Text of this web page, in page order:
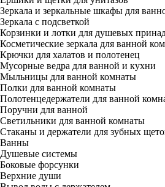
Зеркала и зеркальные шкафы для
Зеркала с подсветкой
Корзинки и лотки для душевых
Косметические зеркала для ванной
Крючки для халатов и полотенец
Мусорные ведра для ванной и кухни
Мыльницы для ванной комнаты
Полки для ванной комнаты
Полотенцедержатели для ванной
Поручни для ванной
Светильники для ванной комнаты
Стаканы и держатели для зубных
Ванны
Душевые системы
Боковые форсунки
Верхние души